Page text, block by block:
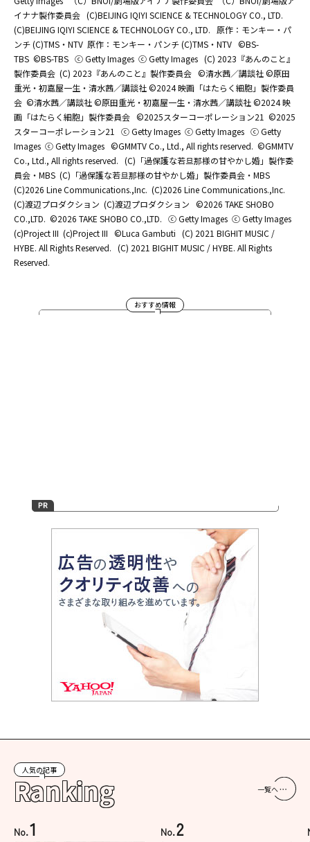
イナナ製作委員会 (C)BEIJING IQIYI SCIENCE & TECHNOLOGY CO., LTD.
(C)BEIJING IQIYI SCIENCE & TECHNOLOGY CO., LTD.
原作：モンキー・パ
ンチ (C)TMS・NTV 原作：モンキー・パンチ (C)TMS・NTV ©BS-
TBS ©BS-TBS ⓒ Getty Images ⓒ Getty Images (C) 2023『あんのこと』
製作委員会 (C) 2023『あんのこと』製作委員会 ©清水茜／講談社 ©原田
重光・初嘉屋一生・清水茜／講談社 ©2024 映画「はたらく細胞」製作委員
会 ©清水茜／講談社 ©原田重光・初嘉屋一生・清水茜／講談社 ©2024 映
画「はたらく細胞」製作委員会 ©2025スターコーポレーション21 ©2025
スターコーポレーション21
ⓒ Getty Images ⓒ Getty Images ⓒ Getty
Images ⓒ Getty Images ©GMMTV Co., Ltd., All rights reserved. ©GMMTV
Co., Ltd., All rights reserved. (C)「過保護な若旦那様の甘やかし婚」製作委
員会・MBS (C)「過保護な若旦那様の甘やかし婚」製作委員会・MBS
(C)2026 Line Communications.,Inc. (C)2026 Line Communications.,Inc.
(C)渡辺プロダクション (C)渡辺プロダクション ©2026 TAKE SHOBO
CO.,LTD. ©2026 TAKE SHOBO CO.,LTD. ⓒ Getty Images ⓒ Getty Images
(c)Project III (c)Project III ©Luca Gambuti (C) 2021 BIGHIT MUSIC /
HYBE. All Rights Reserved. (C) 2021 BIGHIT MUSIC / HYBE. All Rights
Reserved.
おすすめ情報
人気の記事
Ranking 一覧へ
No.1 No.2